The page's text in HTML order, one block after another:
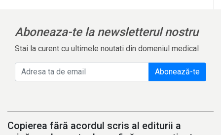
Aboneaza-te la newsletterul nostru
Stai la curent cu ultimele noutati din domeniul medical
Abonează-te
Copierea fără acordul scris al editurii a